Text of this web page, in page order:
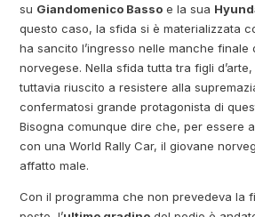
su Giandomenico Basso e la sua
questo caso, la sfida si è materializzata
ha sancito l’ingresso nelle manche finale
norvegese. Nella sfida tutta tra figli
tuttavia riuscito a resistere alla
confermatosi grande protagonista di
Bisogna comunque dire che, per essere
con una World Rally Car, il giovane
affatto male.
Con il programma che non prevedeva la